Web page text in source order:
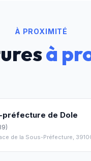
À PROXIMITÉ
à
préfecture de Dole
)
de la Sous-Préfecture,